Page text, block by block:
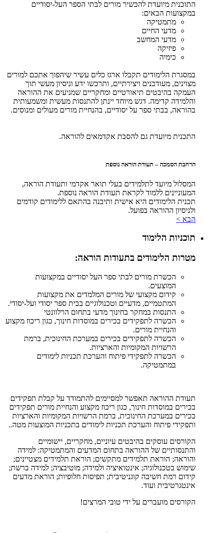
התוכנית מיועדת להכשיר מורים לבתי הספר העל-יסודיים
במקצועות הבאים:
מתמטיקה
מדעי החיים
מדעי המחשב
פיזיקה
כימיה
במסגרת הלימודים תקבלו ארגז כלים עשיר שיהפוך אתכם למורים
מצוינים, מעודכנים ויצירתיים, ותרכשו ידע וניסיון מעשי תוך
העמקה בהיבטים תיאורטיים ומחקריים שמניעים את ההוראה
והלמידה קדימה. דגש מיוחד יינתן להתנסות מעשית ומשמעותית
בהוראה, בבתי ספר על יסודיים, בהנחיית מורים מעולים ומנוסים.
התכנית מיועדת גם להסבת אקדמאים להוראה.
הרחבת הסמכה – תעודת הוראה נוספת
המסלול מיועד לתלמידים בעלי תואר אקדמי ותעודת הוראה,
המעוניינים ללמוד לקראת תעודת הוראה נוספת.
תכנית הלימודים היא אישית ותיבנה בהתאם ללימודים קודמים
ולניסיון ההוראה בפועל.
הבא >
תוכניות הלימוד
מטרות הלימודים בתעודות הוראה:
הכשרת מורים לבתי ספר העל יסודיים במקצועות
המוצעים.
קידום מקצועי של מורים המלמדים את מקצועות
המתטמיים, מדעיים וטכנולוגיים בבית ספר יסודי ועל-יסודי.
התנסות במחקר בחינוך מדעי בתחום הרלוונטי
הכשרה לתפקידים בכירים במוסדות חינוך, כגון ריכוז מקצוע
והנחיית מורים.
הכשרה לתפקידים בכירים במערכת החינוכית, ברמת
הרשויות המקומיות והארציות.
הכשרה לתפקידי פיתוח והערכת תכניות לימודים
במתמטיקה.
תעודת ההוראה תאפשר למסיימים להתמודד על קבלת תפקידים
בכירים במוסדות חינוך, כגון ריכוז מקצוע והנחיית מורים תפקידים
בכירים במערכת החינוכית, ברמת הרשויות המקומיות והארציות
ותפקידי פיתוח והערכת תכניות לימודים בתכניות המוצעות מטה..
הקורסים עוסקים בהיבטים עיוניים, מחקריים, יישומיים
והתנסותיים של ההוראה בתחום המדעים והמתמטיקה: למידה
והוראה; הוראת תלמידים מתקשים; הוראת תלמידים מצטיינים;
שימוש בטכנולוגיה; אינטואיציה ולמידה; מוטיבציה; למידה ברשת;
קידום רמת חשיבה קוגניטיבית; תפיסות חלופיות; הוראת מדעים
אינטגרטיבית ועוד.
הקורסים מועברים על ידי טובי המרצים!